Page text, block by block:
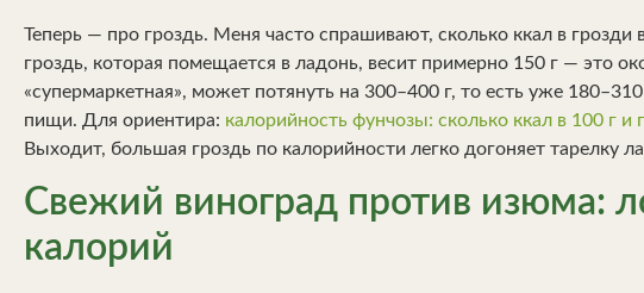
Теперь — про гроздь. Меня часто спрашивают, сколько ккал в
гроздь, которая помещается в ладонь, весит примерно 150 г — это
«супермаркетная», может потянуть на 300–400 г, то есть уже
пищи. Для ориентира: калорийность фунчозы: сколько ккал в 100 г и
Выходит, большая гроздь по калорийности легко догоняет тарелку
Свежий виноград против изюма:
калорий